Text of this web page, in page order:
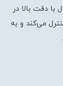
با دقت بالا در
می‌کند و به